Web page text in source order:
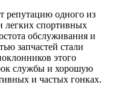
репутацию одного из
легких спортивных
обслуживания и
запчастей стали
этого
службы и хорошую
и частых гонках.